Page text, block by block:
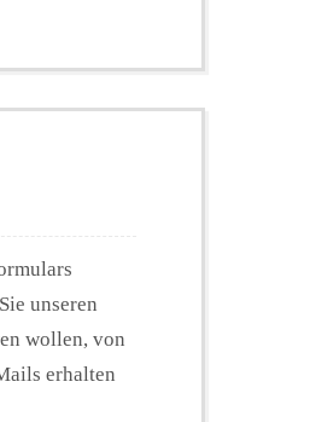
unseren
wollen, von
erhalten